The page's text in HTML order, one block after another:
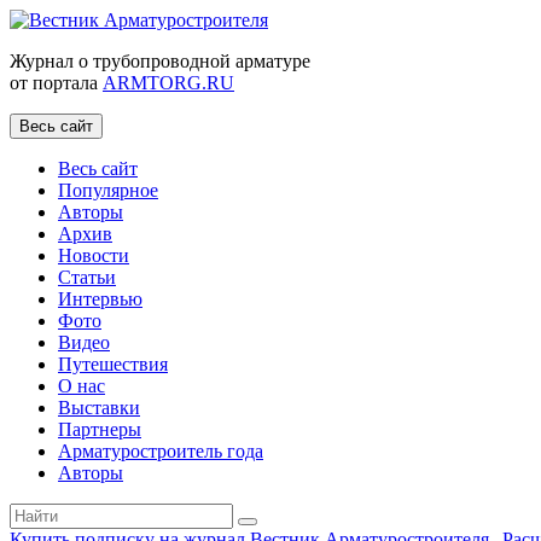
Журнал о трубопроводной арматуре
от портала ARMTORG.RU
Весь сайт
Весь сайт
Популярное
Авторы
Архив
Новости
Статьи
Интервью
Фото
Видео
Путешествия
О нас
Выставки
Партнеры
Арматуростроитель года
Авторы